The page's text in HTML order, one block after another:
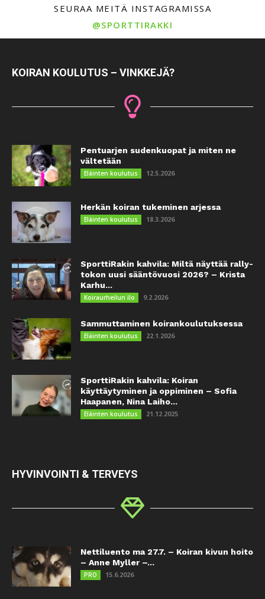
SEURAA MEITÄ INSTAGRAMISSA
@SPORTTIRAKKI
KOIRAN KOULUTUS – VINKKEJÄ?
Pentuarjen sudenkuopat ja miten ne
vältetään
Eläinten koulutus 12.5.2026
Herkän koiran tukeminen arjessa
Eläinten koulutus 18.3.2026
SporttiRakin kahvila: Miltä näyttää rally-
tokon uusi sääntövuosi 2026? – Krista
Karhu...
Koiraurheilun ilo 9.2.2026
Sammuttaminen koirankoulutuksessa
Eläinten koulutus 22.1.2026
SporttiRakin kahvila: Koiran
käyttäytyminen ja oppiminen – Sofia
Haapanen, Nina Laiho...
Eläinten koulutus 21.12.2025
HYVINVOINTI & TERVEYS
Nettiluento ma 27.7. – Koiran kivun hoito
– Anne Myller –...
PRO 15.6.2026